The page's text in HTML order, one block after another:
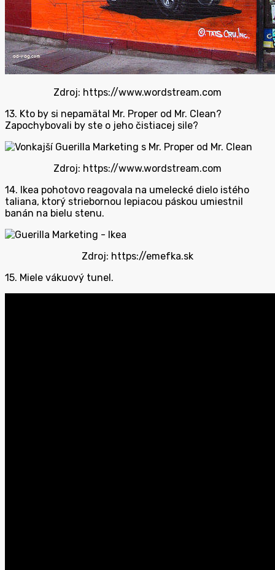
Zdroj: https://www.wordstream.com
13. Kto by si nepamätal Mr. Proper od Mr. Clean?
Zapochybovali by ste o jeho čistiacej sile?
Zdroj: https://www.wordstream.com
14. Ikea pohotovo reagovala na umelecké dielo istého
taliana, ktorý striebornou lepiacou páskou umiestnil
banán na bielu stenu.
Zdroj: https://emefka.sk
15. Miele vákuový tunel.